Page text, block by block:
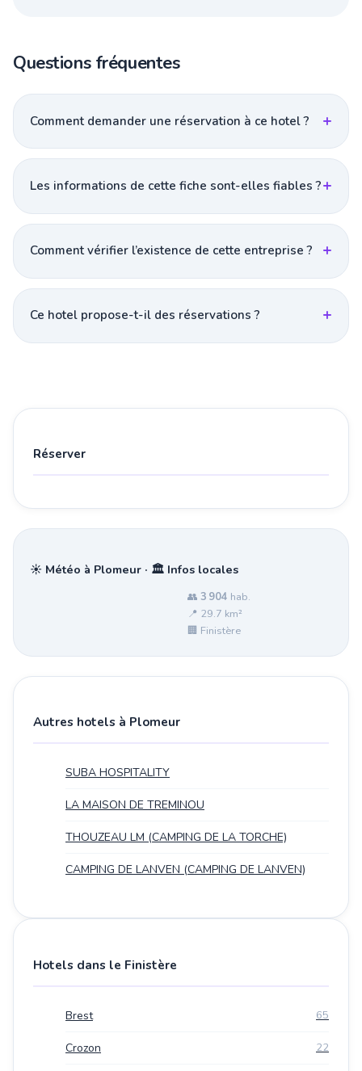
Questions fréquentes
Comment demander une réservation à ce hotel ?
Les informations de cette fiche sont-elles fiables ?
Comment vérifier l’existence de cette entreprise ?
Ce hotel propose-t-il des réservations ?
Réserver
☀️ Météo à Plomeur · 🏛️ Infos locales
👥 3 904 hab.
📍 29.7 km²
🏢 Finistère
Autres hotels à Plomeur
SUBA HOSPITALITY
LA MAISON DE TREMINOU
THOUZEAU LM (CAMPING DE LA TORCHE)
CAMPING DE LANVEN (CAMPING DE LANVEN)
Hotels dans le Finistère
Brest 65
Crozon 22